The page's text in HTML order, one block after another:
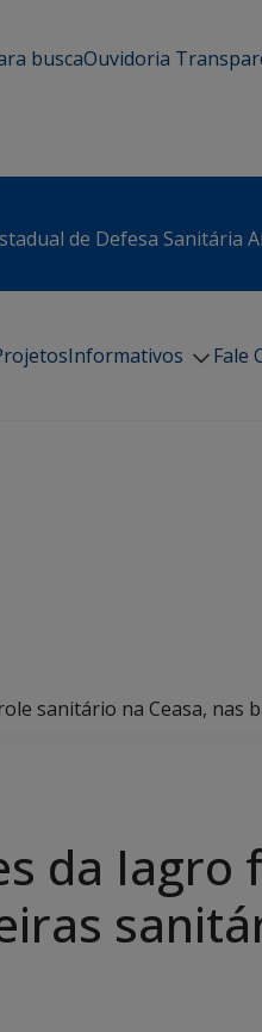
buscaOuvidoria
de Defesa Sanitária
Informativos Fale
sanitário na Ceasa,
da